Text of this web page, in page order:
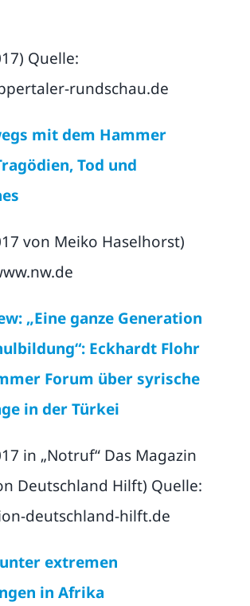
Quelle:
rundschau.de
mit dem Hammer
Tod und
von Meiko Haselhorst)
„Eine ganze Generation
Eckhardt Flohr
Forum über syrische
in der Türkei
in „Notruf“ Das Magazin
Deutschland Hilft) Quelle:
deutschland-hilft.de
extremen
in Afrika